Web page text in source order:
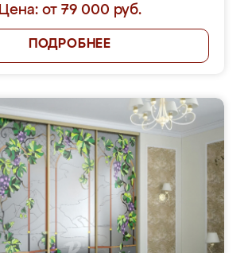
Цена: от 79 000 руб.
ПОДРОБНЕЕ